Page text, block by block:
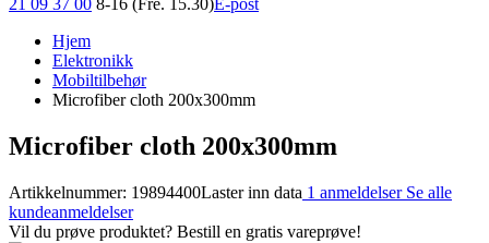
21 09 37 00 8-16 (Fre. 15.30)E-post
Hjem
Elektronikk
Mobiltilbehør
Microfiber cloth 200x300mm
Microfiber cloth 200x300mm
Artikkelnummer: 19894400Laster inn data 1 anmeldelser Se alle
kundeanmeldelser
Vil du prøve produktet? Bestill en gratis vareprøve!